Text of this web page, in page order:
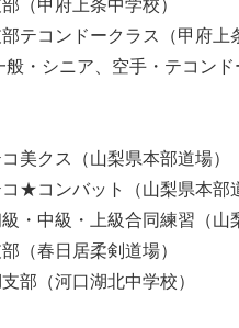
コンドークラス（甲府上
・シニア、空手・テコンド
クス（山梨県本部道場）
コンバット（山梨県本部
中級・上級合同練習（山
春日居柔剣道場）
（河口湖北中学校）